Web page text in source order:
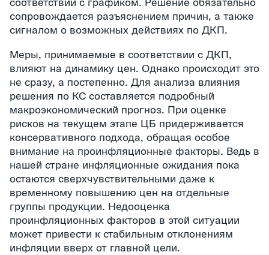
сопровождается разъяснением причин, а также
сигналом о возможных действиях по ДКП.
Меры, принимаемые в соответствии с ДКП,
влияют на динамику цен. Однако происходит это
не сразу, а постепенно. Для анализа влияния
решения по КС составляется подробный
макроэкономический прогноз. При оценке
рисков на текущем этапе ЦБ придерживается
консервативного подхода, обращая особое
внимание на проинфляционные факторы. Ведь в
нашей стране инфляционные ожидания пока
остаются сверхчувствительными даже к
временному повышению цен на отдельные
группы продукции. Недооценка
проинфляционных факторов в этой ситуации
может привести к стабильным отклонениям
инфляции вверх от главной цели.